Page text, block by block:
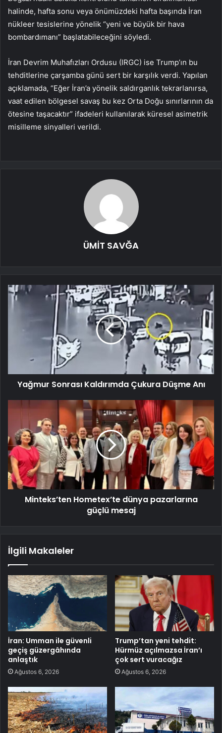
halinde, hafta sonu veya önümüzdeki hafta başında İran
nükleer tesislerine yönelik “yeni ve büyük bir hava
bombardımanı” başlatabileceğini söyledi.
İran Devrim Muhafızları Ordusu (IRGC) ise Trump’ın bu
tehditlerine çarşamba günü sert bir karşılık verdi. Yapılan
açıklamada, “Eğer İran’a yönelik saldırganlık tekrarlanırsa,
vaat edilen bölgesel savaş bu kez Orta Doğu sınırlarının da
ötesine taşacaktır” ifadeleri kullanılarak küresel asimetrik
misilleme sinyalleri verildi.
ÜMİT SAVĞA
Yağmur Sonrası Kaldırımda Çukura Düşme Anı
Minteks’ten Hometex’te dünya pazarlarına
güçlü mesaj
İlgili Makaleler
İran: Umman ile güvenli
geçiş güzergâhında
anlaştık
Ağustos 6, 2026
Trump’tan yeni tehdit:
Hürmüz açılmazsa İran’ı
çok sert vuracağız
Ağustos 6, 2026